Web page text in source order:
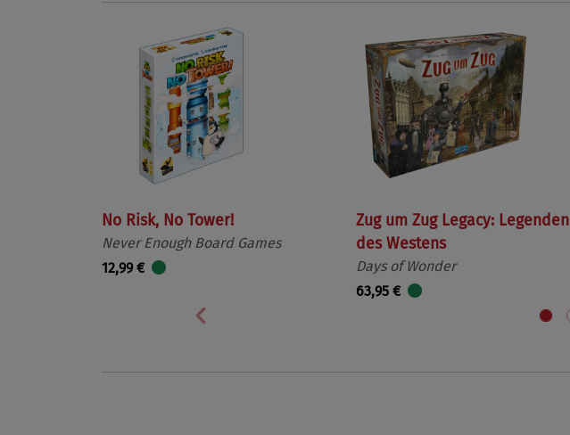
No Risk, No Tower!
Never Enough Board Games
12,99 €
Zug um Zug Legacy: Legenden
des Westens
Days of Wonder
63,95 €
Vorherige